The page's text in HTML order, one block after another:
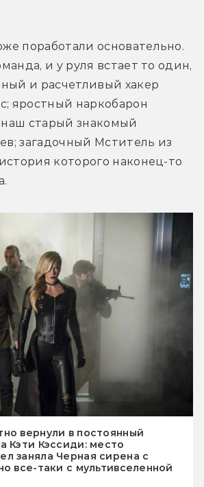
поработали основательно.
и у руля встает то один,
и расчетливый хакер
яростный наркобарон
старый знакомый
загадочный Мститель из
которого наконец-то
вернули в постоянный
Кэти Кэссиди: место
заняла Черная сирена с
все-таки с мультивселенной